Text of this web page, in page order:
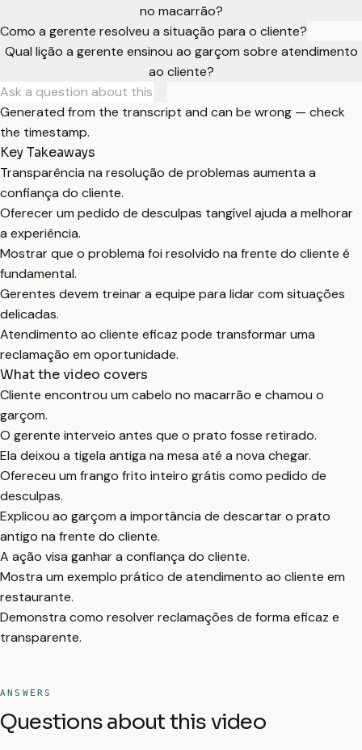
no macarrão?
Como a gerente resolveu a situação para o cliente?
Qual lição a gerente ensinou ao garçom sobre atendimento
ao cliente?
Generated from the transcript and can be wrong — check
the timestamp.
Key Takeaways
Transparência na resolução de problemas aumenta a
confiança do cliente.
Oferecer um pedido de desculpas tangível ajuda a melhorar
a experiência.
Mostrar que o problema foi resolvido na frente do cliente é
fundamental.
Gerentes devem treinar a equipe para lidar com situações
delicadas.
Atendimento ao cliente eficaz pode transformar uma
reclamação em oportunidade.
What the video covers
Cliente encontrou um cabelo no macarrão e chamou o
garçom.
O gerente interveio antes que o prato fosse retirado.
Ela deixou a tigela antiga na mesa até a nova chegar.
Ofereceu um frango frito inteiro grátis como pedido de
desculpas.
Explicou ao garçom a importância de descartar o prato
antigo na frente do cliente.
A ação visa ganhar a confiança do cliente.
Mostra um exemplo prático de atendimento ao cliente em
restaurante.
Demonstra como resolver reclamações de forma eficaz e
transparente.
ANSWERS
Questions about this video